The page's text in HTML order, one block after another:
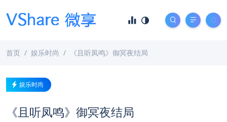
首页 娱乐时尚 《且听凤鸣》御冥夜结局
娱乐时尚
《且听凤鸣》御冥夜结局